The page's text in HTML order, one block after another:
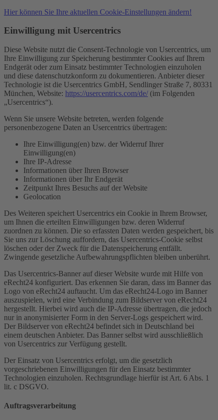
Hier können Sie Ihre aktuellen Cookie-Einstellungen ändern!
Einwilligung mit Usercentrics
Diese Website nutzt die Consent-Technologie von Usercentrics, um
Ihre Einwilligung zur Speicherung bestimmter Cookies auf Ihrem
Endgerät oder zum Einsatz bestimmter Technologien einzuholen
und diese datenschutzkonform zu dokumentieren. Anbieter dieser
Technologie ist die Usercentrics GmbH, Sendlinger Straße 7, 80331
München, Website: https://usercentrics.com/de/ (im Folgenden
„Usercentrics“).
Wenn Sie unsere Website betreten, werden folgende
personenbezogene Daten an Usercentrics übertragen:
Ihre Einwilligung(en) bzw. der Widerruf Ihrer
Einwilligung(en)
Ihre IP-Adresse
Informationen über Ihren Browser
Informationen über Ihr Endgerät
Zeitpunkt Ihres Besuchs auf der Website
Geolocation
Des Weiteren speichert Usercentrics ein Cookie in Ihrem Browser,
um Ihnen die erteilten Einwilligungen bzw. deren Widerruf
zuordnen zu können. Die so erfassten Daten werden gespeichert, bis
Sie uns zur Löschung auffordern, das Usercentrics-Cookie selbst
löschen oder der Zweck für die Datenspeicherung entfällt.
Zwingende gesetzliche Aufbewahrungspflichten bleiben unberührt.
Das Usercentrics-Banner auf dieser Website wurde mit Hilfe von
eRecht24 konfiguriert. Das erkennen Sie daran, dass im Banner das
Logo von eRecht24 auftaucht. Um das eRecht24-Logo im Banner
auszuspielen, wird eine Verbindung zum Bildserver von eRecht24
hergestellt. Hierbei wird auch die IP-Adresse übertragen, die jedoch
nur in anonymisierter Form in den Server-Logs gespeichert wird.
Der Bildserver von eRecht24 befindet sich in Deutschland bei
einem deutschen Anbieter. Das Banner selbst wird ausschließlich
von Usercentrics zur Verfügung gestellt.
Der Einsatz von Usercentrics erfolgt, um die gesetzlich
vorgeschriebenen Einwilligungen für den Einsatz bestimmter
Technologien einzuholen. Rechtsgrundlage hierfür ist Art. 6 Abs. 1
lit. c DSGVO.
Auftragsverarbeitung